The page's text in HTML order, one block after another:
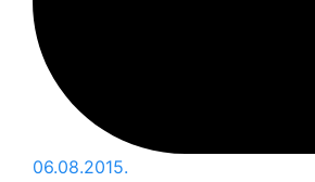
06.08.2015.